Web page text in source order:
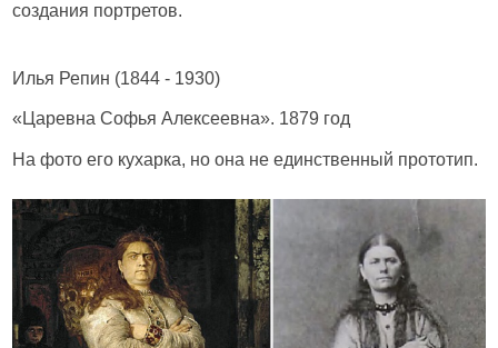
создания портретов.
Илья Репин (1844 - 1930)
«Царевна Софья Алексеевна». 1879 год
На фото его кухарка, но она не единственный прототип.